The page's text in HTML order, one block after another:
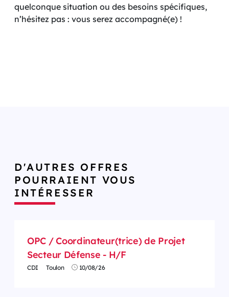
quelconque situation ou des besoins spécifiques,
n’hésitez pas : vous serez accompagné(e) !
D'AUTRES OFFRES
POURRAIENT VOUS
INTÉRESSER
OPC / Coordinateur(trice) de Projet
Secteur Défense - H/F
CDI Toulon 10/08/26